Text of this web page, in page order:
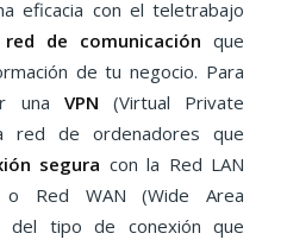
eficacia con el teletrabajo
red de comunicación que
de tu negocio. Para
una VPN (Virtual Private
red de ordenadores que
segura con la Red LAN
o Red WAN (Wide Area
del tipo de conexión que